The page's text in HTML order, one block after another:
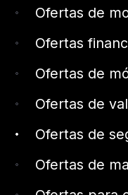
Ofertas de
Ofertas
Ofertas de
Ofertas de
Ofertas de
Ofertas de